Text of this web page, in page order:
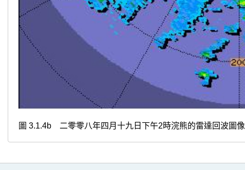
圖 3.1.4b 二零零八年四月十九日下午2時浣熊的雷達回波圖像